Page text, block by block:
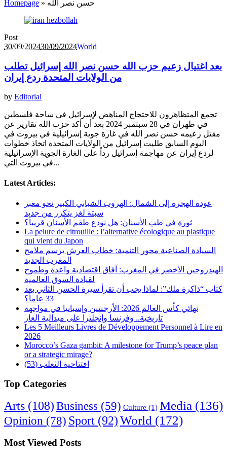
Homepage » حسن نصر الله
Post
30/09/202430/09/2024World
بعد اغتيال زعيم حزب الله حسن نصر الله إسرائيل تطلب
من الولايات المتحدة ردع إيران
by Editorial
تجمع المتظاهرون للاحتجاج المناهض لإسرائيل في ساحة فلسطين
في طهران في 28 سبتمبر 2024 بعد أن أكد حزب الله تقارير عن
مقتل زعيمه حسن نصر الله في غارة جوية إسرائيلية في بيروت في
اليوم السابق طلبت إسرائيل من الولايات المتحدة اتخاذ خطوات
لردع إيران عن مهاجمة إسرائيل رداً على الغارة الجوية الإسرائيلية
في بيروت التي...
Latest Articles:
عودة الهجرة إلى الشمال: الهروب الشبابي الكبير نحو معبر
سبتة لغز يتكرر من جديد
ثورة في طب الأسنان: هل نودع طقم الأسنان قريباً؟
La pelure de citrouille : l’alternative écologique au plastique
qui vient du Japon
السيادة الصناعية محور التنمية: خطاب العرش يرسم ملامح
المغرب الجديد
الهيدروجين الأخضر في المغرب: آفاق اقتصادية واعدة وطموح
لقيادة السوق العالمية
كتاب “ذاكرة ملك”: لماذا يجب أن تقرأ سيرة الحسن الثاني بعد
33 عاماً؟
نهائي كأس العالم 2026: الأرجنتين وإسبانيا في مواجهة
تاريخية.. وفرنسا وإنجلترا على ميدالية العار
Les 5 Meilleurs Livres de Développement Personnel à Lire en
2026
Morocco’s Gaza gambit: A milestone for Trump’s peace plan
or a strategic mirage?
افتتاحية الثعلب (53)
Top Categories
Arts (108) Business (59) Culture (1) Media (136)
Opinion (78) Sport (92)World (172)
Most Viewed Posts